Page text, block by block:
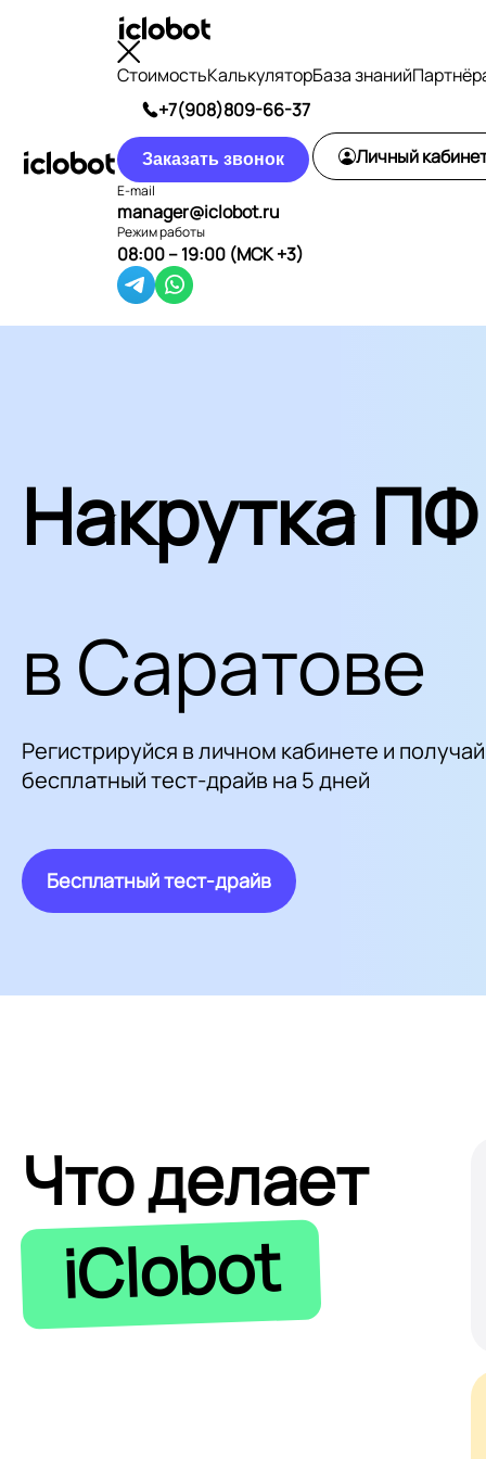
СтоимостьКалькуляторБаза знаний
+7(908)809-66-37
Заказать звонок Личный
E-mail
manager@iclobot.ru
Режим работы
08:00 – 19:00 (МСК +3)
Накрутка ПФ
в Саратове
Регистрируйся в личном кабинете и получай
бесплатный тест-драйв на 5 дней
Бесплатный тест-драйв
Что делает
iClobot